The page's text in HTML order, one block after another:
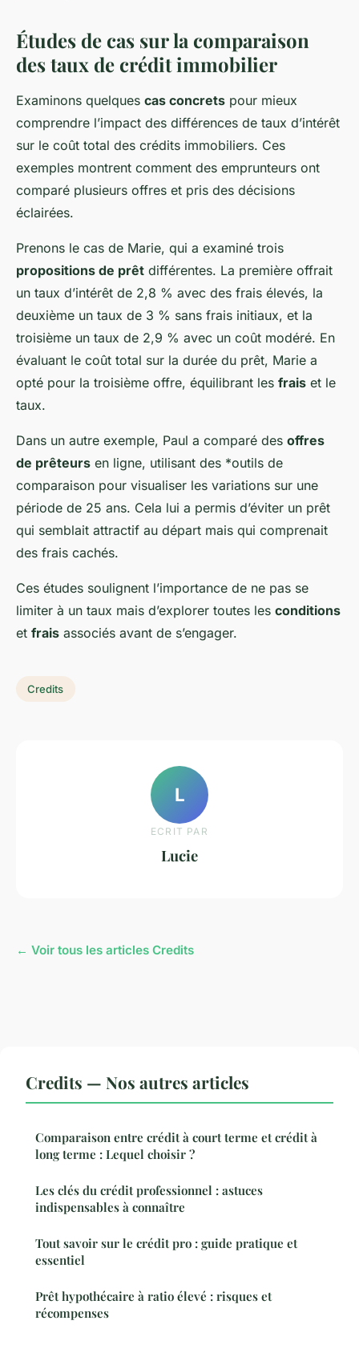
Études de cas sur la comparaison
des taux de crédit immobilier
Examinons quelques cas concrets pour mieux
comprendre l’impact des différences de taux d’intérêt
sur le coût total des crédits immobiliers. Ces
exemples montrent comment des emprunteurs ont
comparé plusieurs offres et pris des décisions
éclairées.
Prenons le cas de Marie, qui a examiné trois
propositions de prêt différentes. La première offrait
un taux d’intérêt de 2,8 % avec des frais élevés, la
deuxième un taux de 3 % sans frais initiaux, et la
troisième un taux de 2,9 % avec un coût modéré. En
évaluant le coût total sur la durée du prêt, Marie a
opté pour la troisième offre, équilibrant les frais et le
taux.
Dans un autre exemple, Paul a comparé des offres
de prêteurs en ligne, utilisant des *outils de
comparaison pour visualiser les variations sur une
période de 25 ans. Cela lui a permis d’éviter un prêt
qui semblait attractif au départ mais qui comprenait
des frais cachés.
Ces études soulignent l’importance de ne pas se
limiter à un taux mais d’explorer toutes les conditions
et frais associés avant de s’engager.
Credits
L
ECRIT PAR
Lucie
← Voir tous les articles Credits
Credits — Nos autres articles
Comparaison entre crédit à court terme et crédit à
long terme : Lequel choisir ?
Les clés du crédit professionnel : astuces
indispensables à connaître
Tout savoir sur le crédit pro : guide pratique et
essentiel
Prêt hypothécaire à ratio élevé : risques et
récompenses